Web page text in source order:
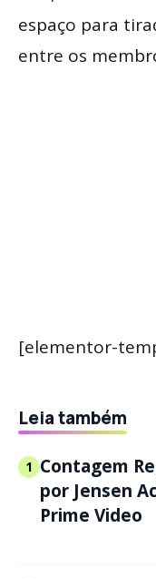
espaço para
entre os
[elementor-
Leia também
1 Contagem
por Jensen
Prime Video